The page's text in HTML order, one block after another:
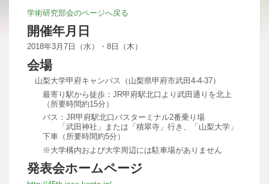
学術研究部会のページへ戻る
開催年月日
2018年3月7日（水）・8日（木）
会場
山梨大学甲府キャンパス（山梨県甲府市武田4-4-37）
最寄り駅から徒歩：JR甲府駅北口より武田通りを北上
（所要時間約15分）
バス：JR甲府駅北口バスターミナル2番乗り場
「武田神社」または「積翠寺」行き、「山梨大学」
下車（所要時間約5分）
※大学構内および大学周辺には駐車場がありません
発表会ホームページ